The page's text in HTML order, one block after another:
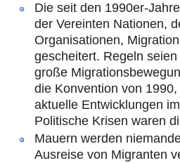
Die seit den 1990er-
der Vereinten Nationen,
Organisationen,
gescheitert. Regeln
große
die Konvention von
aktuelle Entwicklungen
Politische Krisen waren
Mauern werden
Ausreise von Migranten